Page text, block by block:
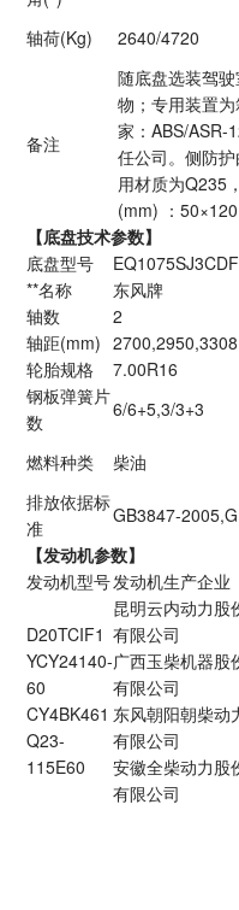
轴荷(Kg)
2640/4720
备注
随底盘选装驾
物；专用装置
家：ABS/ASR-
任公司。侧防
用材质为Q235
(mm) ：
【底盘技术参数】
底盘型号
EQ1075SJ3CDF
**名称
东风牌
轴数
2
轴距(mm) 2700,2950,3308
轮胎规格
7.00R16
钢板弹簧片
数
6/6+5,3/3+3
燃料种类 柴油
排放依据标
准
GB3847-
【发动机参数】
发动机型号发动机生产企业
D20TCIF1
YCY24140-
60
CY4BK461
Q23-
115E60
昆明云内动力股
有限公司
广西玉柴机器股
有限公司
东风朝阳朝柴动
有限公司
安徽全柴动力股
有限公司